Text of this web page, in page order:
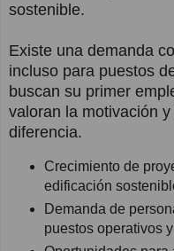
sostenible.
Existe una demanda
incluso para puestos
buscan su primer
valoran la motivación
diferencia.
Crecimiento de
edificación
Demanda de
puestos operativos